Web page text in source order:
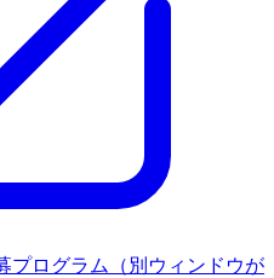
プログラム
（別ウィンドウが